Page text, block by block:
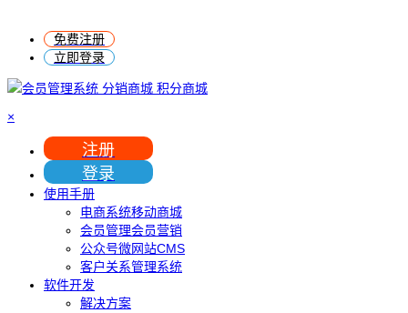
免费注册
立即登录
×
注册
登录
使用手册
电商系统移动商城
会员管理会员营销
公众号微网站CMS
客户关系管理系统
软件开发
解决方案